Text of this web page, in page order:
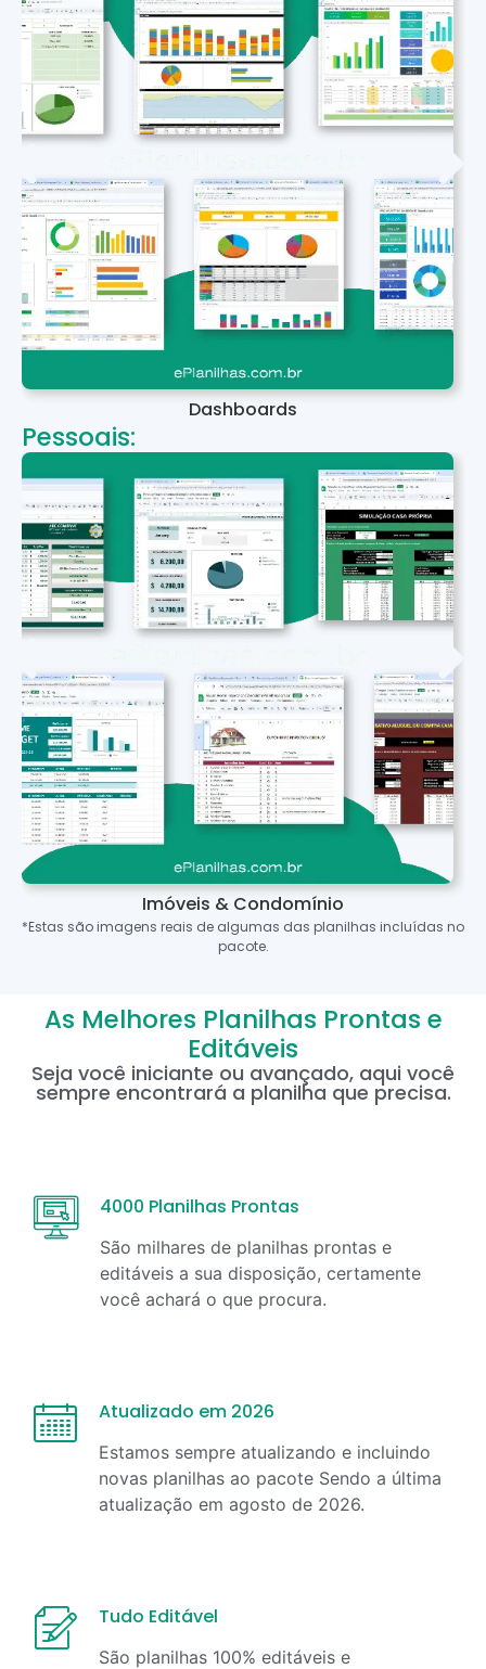
Dashboards
Pessoais:
Imóveis & Condomínio
*Estas são imagens reais de algumas das planilhas incluídas no
pacote.
As Melhores Planilhas Prontas e
Editáveis
Seja você iniciante ou avançado, aqui você
sempre encontrará a planilha que precisa.
4000 Planilhas Prontas
São milhares de planilhas prontas e
editáveis a sua disposição, certamente
você achará o que procura.
Atualizado em 2026
Estamos sempre atualizando e incluindo
novas planilhas ao pacote Sendo a última
atualização em agosto de 2026.
Tudo Editável
São planilhas 100% editáveis e